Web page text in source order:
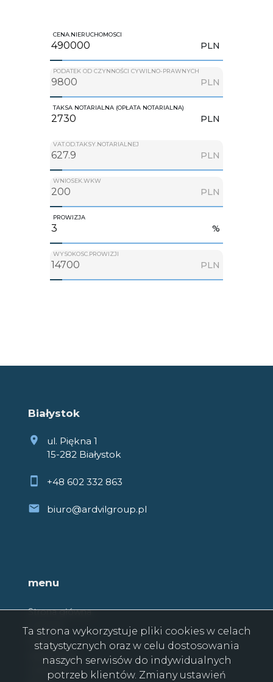
CENA.NIERUCHOMOSCI
PLN
PODATEK OD CZYNNOŚCI CYWILNO-PRAWNYCH
PLN
TAKSA NOTARIALNA (OPŁATA NOTARIALNA)
PLN
VAT.OD.TAKSY.NOTARIALNEJ
PLN
WNIOSEK.WKW
PLN
PROWIZJA
%
WYSOKOSC.PROWIZJI
PLN
Białystok
ul. Piękna 1
15-282 Białystok
+48 602 332 863
biuro@ardvilgroup.pl
menu
Strona główna
O firmie
Oferty
Zgłoszenia
Ulubione
Ta strona wykorzystuje pliki cookies w celach
statystycznych oraz w celu dostosowania
naszych serwisów do indywidualnych
potrzeb klientów. Zmiany ustawień